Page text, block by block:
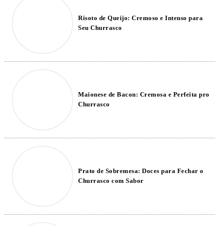
Risoto de Queijo: Cremoso e Intenso para
Seu Churrasco
Maionese de Bacon: Cremosa e Perfeita pro
Churrasco
Prato de Sobremesa: Doces para Fechar o
Churrasco com Sabor